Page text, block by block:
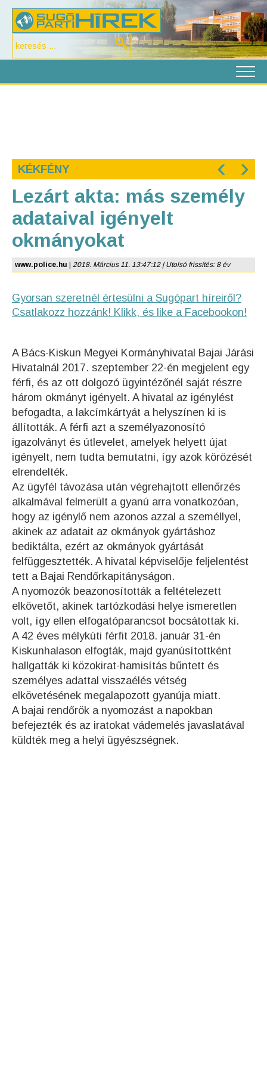
KÉKFÉNY ‹ ›
Lezárt akta: más személy
adataival igényelt
okmányokat
www.police.hu 2018. Március 11. 13:47:12 | Utolsó frissítés: 8 év
Gyorsan szeretnél értesülni a Sugópart híreiről?
Csatlakozz hozzánk! Klikk, és like a Facebookon!
A Bács-Kiskun Megyei Kormányhivatal Bajai Járási
Hivatalnál 2017. szeptember 22-én megjelent egy
férfi, és az ott dolgozó ügyintézőnél saját részre
három okmányt igényelt. A hivatal az igénylést
befogadta, a lakcímkártyát a helyszínen ki is
állították. A férfi azt a személyazonosító
igazolványt és útlevelet, amelyek helyett újat
igényelt, nem tudta bemutatni, így azok körözését
elrendelték.
Az ügyfél távozása után végrehajtott ellenőrzés
alkalmával felmerült a gyanú arra vonatkozóan,
hogy az igénylő nem azonos azzal a személlyel,
akinek az adatait az okmányok gyártáshoz
bediktálta, ezért az okmányok gyártását
felfüggesztették. A hivatal képviselője feljelentést
tett a Bajai Rendőrkapitányságon.
A nyomozók beazonosították a feltételezett
elkövetőt, akinek tartózkodási helye ismeretlen
volt, így ellen elfogatóparancsot bocsátottak ki.
A 42 éves mélykúti férfit 2018. január 31-én
Kiskunhalason elfogták, majd gyanúsítottként
hallgatták ki közokirat-hamisítás bűntett és
személyes adattal visszaélés vétség
elkövetésének megalapozott gyanúja miatt.
A bajai rendőrök a nyomozást a napokban
befejezték és az iratokat vádemelés javaslatával
küldték meg a helyi ügyészségnek.